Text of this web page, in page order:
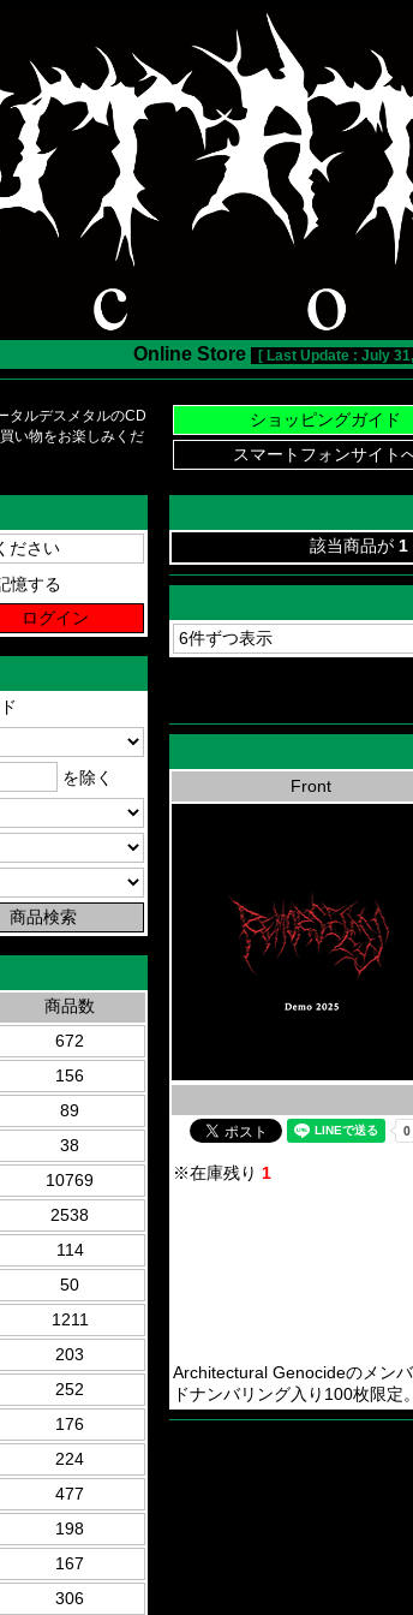
Online Store [ Last Update : July
タルデスメタルのCD
い物をお楽しみくだ
憶する
を除く
商品数
672
156
89
38
10769
2538
114
50
1211
203
252
176
224
477
198
167
306
該当商品が 1
Front
※在庫残り 1
Architectural Genocideのメン
ドナンバリング入り100枚限定